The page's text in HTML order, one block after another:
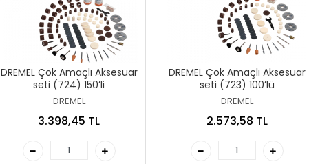
DREMEL Çok Amaçlı Aksesuar
seti (724) 150’li
DREMEL
3.398,45 TL
DREMEL Çok Amaçlı Aksesuar
seti (723) 100’lü
DREMEL
2.573,58 TL